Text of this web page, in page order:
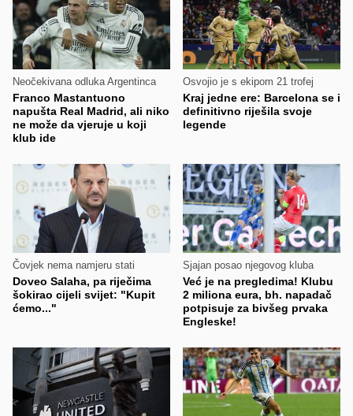
Neočekivana odluka Argentinca
Franco Mastantuono
napušta Real Madrid, ali niko
ne može da vjeruje u koji
klub ide
Osvojio je s ekipom 21 trofej
Kraj jedne ere: Barcelona se i
definitivno riješila svoje
legende
Čovjek nema namjeru stati
Doveo Salaha, pa riječima
šokirao cijeli svijet: "Kupit
ćemo..."
Sjajan posao njegovog kluba
Već je na pregledima! Klubu
2 miliona eura, bh. napadač
potpisuje za bivšeg prvaka
Engleske!